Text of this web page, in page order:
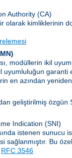
Authority (CA)
olarak kimliklerinin
)
modüllerin ikil
uyumluluğun
en azından
geliştirilmiş
Indication (SNI)
istenen sunucu
sağlanmıştır. Bu
RFC 3546